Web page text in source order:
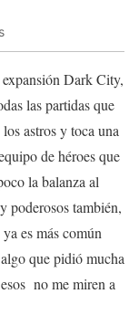
Dark City,
las partidas que
astros y toca una
de héroes que
la balanza al
poderosos también,
es más común
que pidió mucha
no me miren a